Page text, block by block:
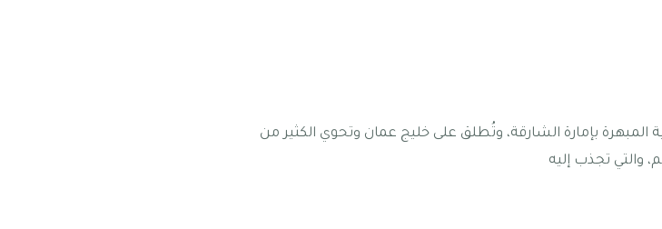
المبهرة بإمارة الشارقة، وتُطلق على خليج عمان وتحوي الكثير من
والتي تجذب إليه